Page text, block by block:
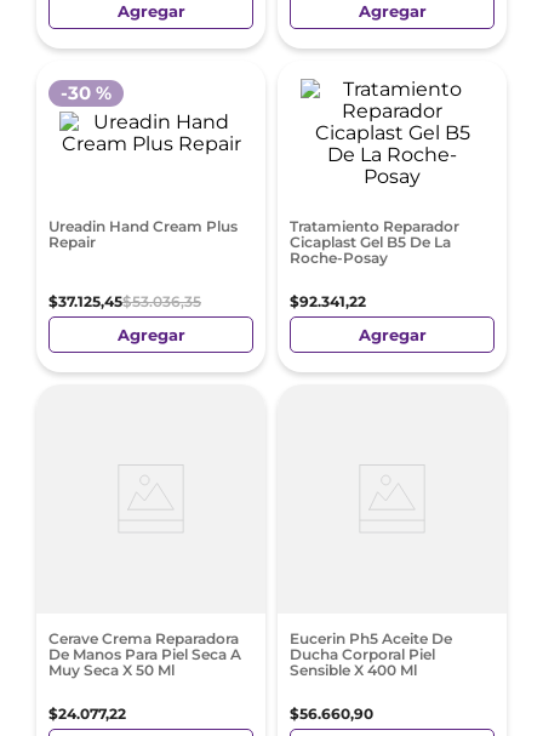
Agregar Agregar
Ureadin Hand Cream Plus
Repair
$37.125,45$53.036,35
-30 %
Agregar
Tratamiento Reparador
Cicaplast Gel B5 De La
Roche-Posay
$92.341,22
Agregar
Cerave Crema Reparadora
De Manos Para Piel Seca A
Muy Seca X 50 Ml
$24.077,22
Eucerin Ph5 Aceite De
Ducha Corporal Piel
Sensible X 400 Ml
$56.660,90